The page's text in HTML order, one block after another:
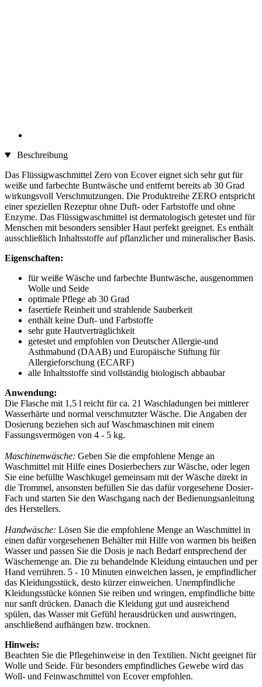
Beschreibung
Das Flüssigwaschmittel Zero von Ecover eignet sich sehr gut für
weiße und farbechte Buntwäsche und entfernt bereits ab 30 Grad
wirkungsvoll Verschmutzungen. Die Produktreihe ZERO entspricht
einer speziellen Rezeptur ohne Duft- oder Farbstoffe und ohne
Enzyme. Das Flüssigwaschmittel ist dermatologisch getestet und für
Menschen mit besonders sensibler Haut perfekt geeignet. Es enthält
ausschließlich Inhaltsstoffe auf pflanzlicher und mineralischer Basis.
Eigenschaften:
für weiße Wäsche und farbechte Buntwäsche, ausgenommen
Wolle und Seide
optimale Pflege ab 30 Grad
fasertiefe Reinheit und strahlende Sauberkeit
enthält keine Duft- und Farbstoffe
sehr gute Hautverträglichkeit
getestet und empfohlen von Deutscher Allergie-und
Asthmabund (DAAB) und Europäische Stiftung für
Allergieforschung (ECARF)
alle Inhaltsstoffe sind vollständig biologisch abbaubar
Anwendung:
Die Flasche mit 1,5 l reicht für ca. 21 Waschladungen bei mittlerer
Wasserhärte und normal verschmutzter Wäsche. Die Angaben der
Dosierung beziehen sich auf Waschmaschinen mit einem
Fassungsvermögen von 4 - 5 kg.
Maschinenwäsche: Geben Sie die empfohlene Menge an
Waschmittel mit Hilfe eines Dosierbechers zur Wäsche, oder legen
Sie eine befüllte Waschkugel gemeinsam mit der Wäsche direkt in
die Trommel, ansonsten befüllen Sie das dafür vorgesehene Dosier-
Fach und starten Sie den Waschgang nach der Bedienungsanleitung
des Herstellers.
Handwäsche: Lösen Sie die empfohlene Menge an Waschmittel in
einen dafür vorgesehenen Behälter mit Hilfe von warmen bis heißen
Wasser und passen Sie die Dosis je nach Bedarf entsprechend der
Wäschemenge an. Die zu behandelnde Kleidung eintauchen und per
Hand verrühren. 5 - 10 Minuten einweichen lassen, je empfindlicher
das Kleidungsstück, desto kürzer einweichen. Unempfindliche
Kleidungsstücke können Sie reiben und wringen, empfindliche bitte
nur sanft drücken. Danach die Kleidung gut und ausreichend
spülen, das Wasser mit Gefühl herausdrücken und auswringen,
anschließend aufhängen bzw. trocknen.
Hinweis:
Beachten Sie die Pflegehinweise in den Textilien. Nicht geeignet für
Wolle und Seide. Für besonders empfindliches Gewebe wird das
Woll- und Feinwaschmittel von Ecover empfohlen.